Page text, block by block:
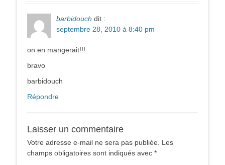
barbidouch dit :
septembre 28, 2010 à 8:40 pm
on en mangerait!!!
bravo
barbidouch
Répondre
Laisser un commentaire
Votre adresse e-mail ne sera pas publiée.
Les
champs obligatoires sont indiqués avec *